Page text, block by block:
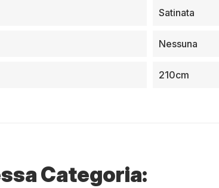
Satinata
Nessuna
210cm
Categoria: